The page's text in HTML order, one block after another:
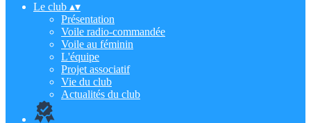
Le club ▴▾
Présentation
Voile radio-commandée
Voile au féminin
L'équipe
Projet associatif
Vie du club
Actualités du club